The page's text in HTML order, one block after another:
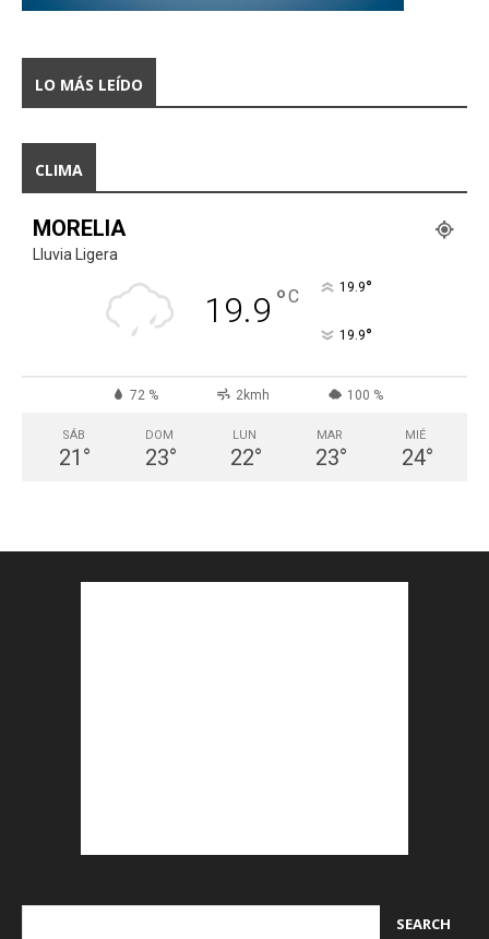
LO MÁS LEÍDO
CLIMA
MORELIA
Lluvia Ligera
19.9 °C 19.9°
19.9°
72 % 2kmh 100 %
SÁB
21 °
DOM
23°
LUN
22°
MAR
23°
MIÉ
24°